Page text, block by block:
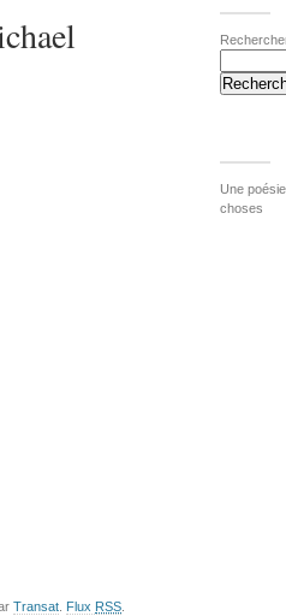
Une
choses
Transat Flux RSS